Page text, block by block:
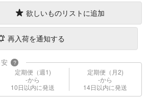
欲しいものリストに追加
再入荷を通知する
?
定期便（週1)
-から
10日以内に発送
定期便（月2)
-から
14日以内に発送